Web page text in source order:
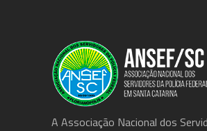
A Associação Nacional dos